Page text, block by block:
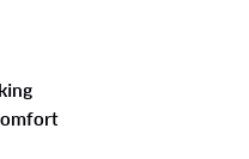
bij de zoom en
een ritsvak op de
voor alles wat je